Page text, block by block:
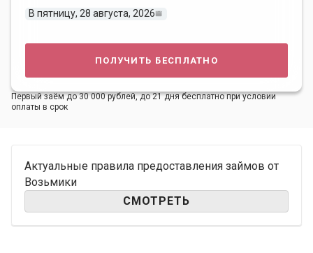
В пятницу, 28 августа, 2026
получить бесплатно
Первый заём до 30 000 рублей, до 21 дня бесплатно при условии
оплаты в срок
Актуальные правила предоставления займов от
Возьмики
СМОТРЕТЬ